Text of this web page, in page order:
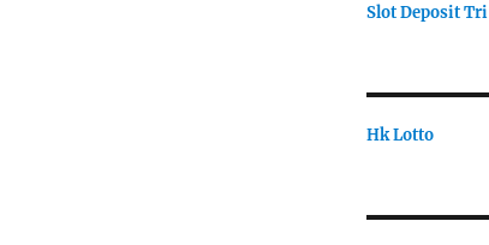
Slot Deposit Tri
Hk Lotto